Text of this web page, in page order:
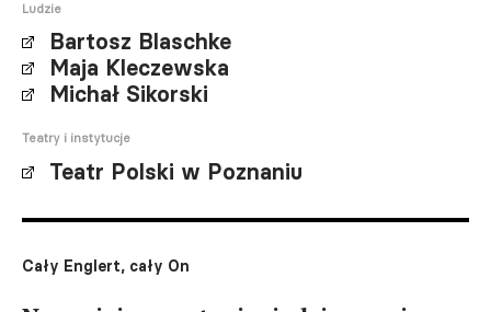
Ludzie
Bartosz Blaschke
Maja Kleczewska
Michał Sikorski
Teatry i instytucje
Teatr Polski w Poznaniu
Cały Englert, cały On